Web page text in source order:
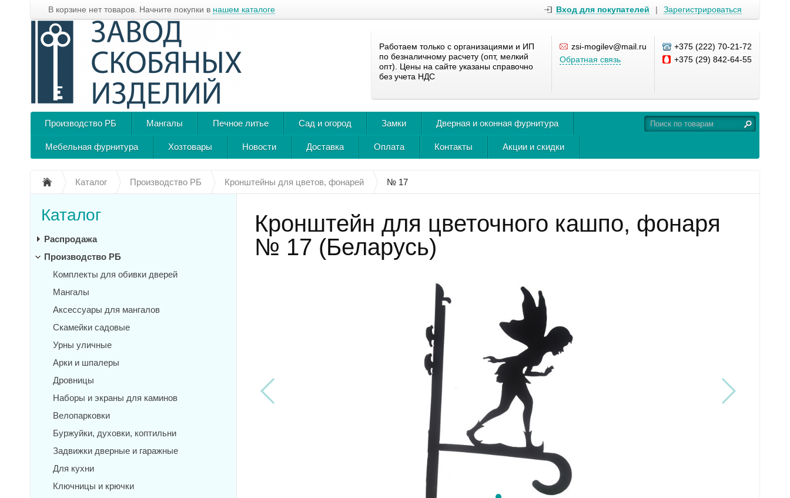
В корзине нет товаров. Начните покупки в нашем каталоге Вход для покупателей | Зарегистрироваться
Работаем только с организациями и ИП
по безналичному расчету (опт, мелкий
опт). Цены на сайте указаны справочно
без учета НДС
zsi-mogilev@mail.ru
Обратная связь
+375 (222) 70-21-72
+375 (29) 842-64-55
Производство РБ Мангалы Печное литье Сад и огород Замки Дверная и оконная фурнитура
Мебельная фурнитура Хозтовары Новости Доставка Оплата Контакты Акции и скидки
Каталог Производство РБ Кронштейны для цветов, фонарей № 17
Кронштейн для цветочного кашпо, фонаря
№ 17 (Беларусь)
Каталог
Распродажа
Производство РБ
Комплекты для обивки дверей
Мангалы
Аксессуары для мангалов
Скамейки садовые
Урны уличные
Арки и шпалеры
Дровницы
Наборы и экраны для каминов
Велопарковки
Буржуйки, духовки, коптильни
Задвижки дверные и гаражные
Для кухни
Ключницы и крючки